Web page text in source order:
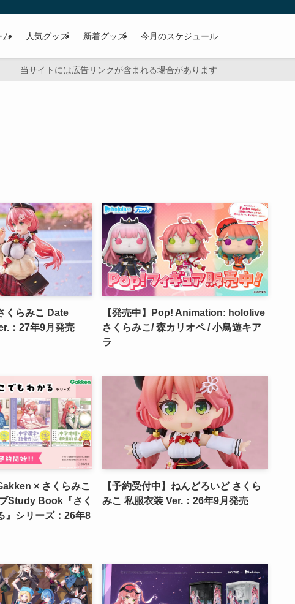
ム 人気グッズ 新着グッズ 今月のスケジュール
当サイトには広告リンクが含まれる場合があります
くらみこ Date
：27年9月発売
【発売中】Pop! Animation: hololive
さくらみこ/ 森カリオペ / 小鳥遊キア
ラ
× さくらみこ
Study Book『さく
』シリーズ：26年8
【予約受付中】ねんどろいど さくら
みこ 私服衣装 Ver.：26年9月発売